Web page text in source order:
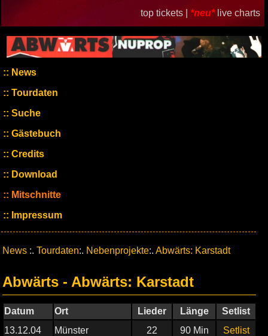
top tickets | *neu* live charts
News
Tourdaten
Suche
Gästebuch
Credits
Download
Mitschnitte
Impressum
News :. Tourdaten:. Nebenprojekte:. Abwärts: Karstadt
Abwärts - Abwärts: Karstadt
Datum Ort Lieder Länge
Setlist
13.12.04
Münster 22 90 Min Setlist